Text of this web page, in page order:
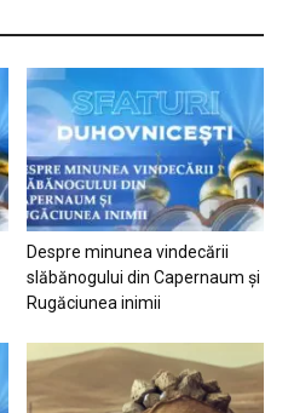
Despre minunea vindecării
slăbănogului din Capernaum și
Rugăciunea inimii